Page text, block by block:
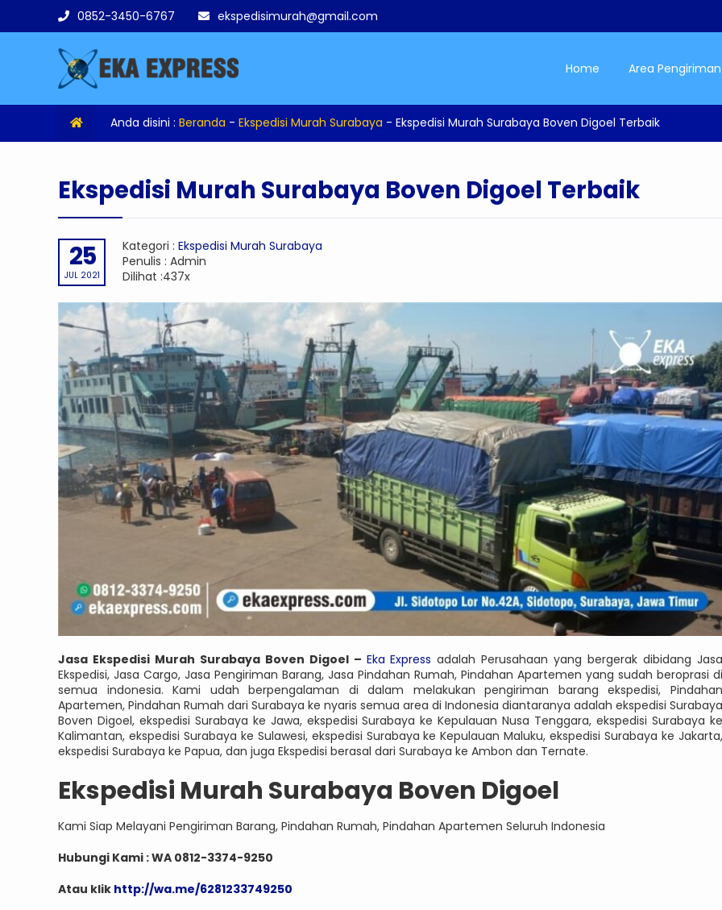
0852-3450-6767 ekspedisimurah@gmail.com
Home Area Pengiriman
Anda disini : Beranda - Ekspedisi Murah Surabaya - Ekspedisi Murah Surabaya Boven Digoel Terbaik
Ekspedisi Murah Surabaya Boven Digoel Terbaik
25
JUL 2021
Kategori : Ekspedisi Murah Surabaya
Penulis : Admin
Dilihat :437x
Jasa Ekspedisi Murah Surabaya Boven Digoel – Eka Express adalah Perusahaan yang bergerak dibidang Jasa
Ekspedisi, Jasa Cargo, Jasa Pengiriman Barang, Jasa Pindahan Rumah, Pindahan Apartemen yang sudah beroprasi di
semua indonesia. Kami udah berpengalaman di dalam melakukan pengiriman barang ekspedisi, Pindahan
Apartemen, Pindahan Rumah dari Surabaya ke nyaris semua area di Indonesia diantaranya adalah ekspedisi Surabaya
Boven Digoel, ekspedisi Surabaya ke Jawa, ekspedisi Surabaya ke Kepulauan Nusa Tenggara, ekspedisi Surabaya ke
Kalimantan, ekspedisi Surabaya ke Sulawesi, ekspedisi Surabaya ke Kepulauan Maluku, ekspedisi Surabaya ke Jakarta,
ekspedisi Surabaya ke Papua, dan juga Ekspedisi berasal dari Surabaya ke Ambon dan Ternate.
Ekspedisi Murah Surabaya Boven Digoel
Kami Siap Melayani Pengiriman Barang, Pindahan Rumah, Pindahan Apartemen Seluruh Indonesia
Hubungi Kami : WA 0812-3374-9250
Atau klik http://wa.me/6281233749250